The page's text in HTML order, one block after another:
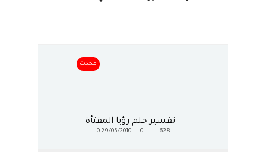
محدث
تفسير حلم رؤيا المقثأة
628
29/05/2010
0